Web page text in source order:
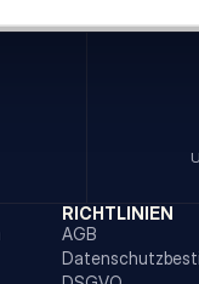
RICHTLINIEN
AGB